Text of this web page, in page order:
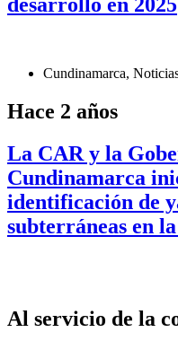
Cundinamarca,
Hace 2 años
La CAR y la
Cundinamarca
identificación de
subterráneas en
Al servicio de la